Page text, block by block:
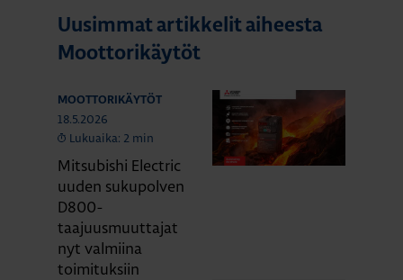
Uusimmat artikkelit aiheesta
Moottorikäytöt
MOOTTORIKÄYTÖT
18.5.2026
Lukuaika: 2 min
Mitsubishi Electric
uuden sukupolven
D800-
taajuusmuuttajat
nyt valmiina
toimituksiin